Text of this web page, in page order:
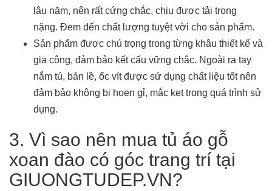
lâu năm, nên rất cứng chắc, chịu được tải trọng
nặng. Đem đến chất lượng tuyệt vời cho sản phẩm.
Sản phẩm được chú trọng trong từng khâu thiết kế và
gia công, đảm bảo kết cấu vững chắc. Ngoài ra tay
nắm tủ, bản lề, ốc vít được sử dụng chất liệu tốt nên
đảm bảo không bị hoen gỉ, mắc kẹt trong quá trình sử
dụng.
3. Vì sao nên mua tủ áo gỗ
xoan đào có góc trang trí tại
GIUONGTUDEP.VN?